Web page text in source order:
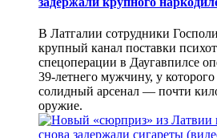
В Латгалии сотрудники
крупный канал поставки
спецоперации в Даугавпилсе
39-летнего мужчину, у
солидный арсенал — почти
оружие.